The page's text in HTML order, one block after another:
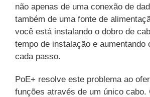
não apenas de uma conexão de
também de uma fonte de
você está instalando o dobro de
tempo de instalação e aumentando
cada passo.
PoE+ resolve este problema ao
funções através de um único cabo.